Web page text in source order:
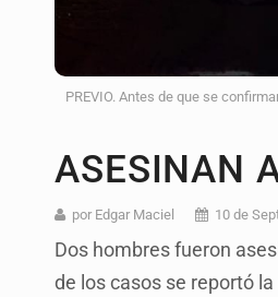
PREVIO. Antes de que se
ASESINAN
por Edgar Maciel 10 de
Dos hombres fueron
de los casos se reportó